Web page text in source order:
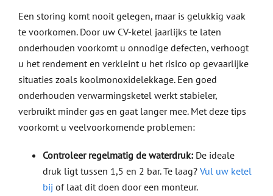
Een storing komt nooit gelegen, maar is gelukkig vaak
te voorkomen. Door uw CV-ketel jaarlijks te laten
onderhouden voorkomt u onnodige defecten, verhoogt
u het rendement en verkleint u het risico op gevaarlijke
situaties zoals koolmonoxidelekkage. Een goed
onderhouden verwarmingsketel werkt stabieler,
verbruikt minder gas en gaat langer mee. Met deze tips
voorkomt u veelvoorkomende problemen:
Controleer regelmatig de waterdruk:De ideale
druk ligt tussen 1,5 en 2 bar. Te laag? Vul uw ketel
bij of laat dit doen door een monteur.